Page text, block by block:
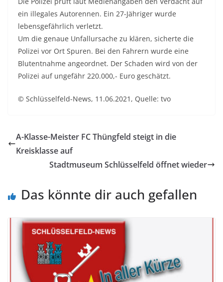
ein illegales Autorennen. Ein 27-Jähriger wurde
lebensgefährlich verletzt.
Um die genaue Unfallursache zu klären, sicherte die
Polizei vor Ort Spuren. Bei den Fahrern wurde eine
Blutentnahme angeordnet. Der Schaden wird von der
Polizei auf ungefähr 220.000,- Euro geschätzt.
© Schlüsselfeld-News, 11.06.2021, Quelle: tvo
A-Klasse-Meister FC Thüngfeld steigt in die
Kreisklasse auf
Stadtmuseum Schlüsselfeld öffnet wieder
Das könnte dir auch gefallen